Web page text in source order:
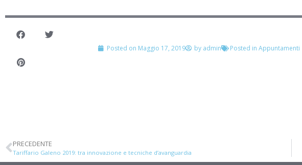
Posted on Maggio 17, 2019 byadmin Posted in Appuntamenti
PRECEDENTE
Tariffario Galeno 2019: tra innovazione e tecniche d’avanguardia